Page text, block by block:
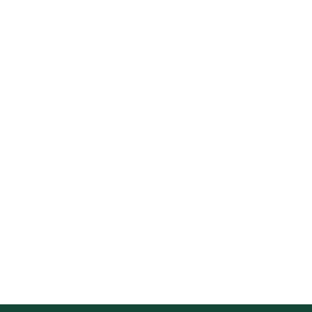
Plásticos Circulares Carbon